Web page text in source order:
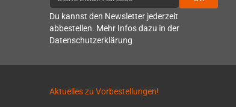
Du kannst den Newsletter jederzeit
abbestellen. Mehr Infos dazu in der
Datenschutzerklärung
Aktuelles zu Vorbestellungen!